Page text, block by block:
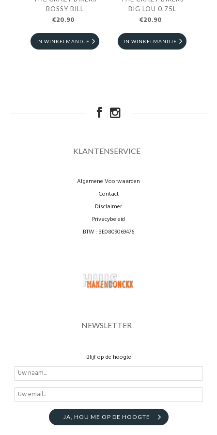
BOSSY BILL
€20.90
IN WINKELMANDJE
BIG LOU 0.75L
€20.90
IN WINKELMANDJE
KLANTENSERVICE
Algemene Voorwaarden
Contact
Disclaimer
Privacybeleid
BTW : BE0809069476
NEWSLETTER
Blijf op de hoogte
JA, HOU ME OP DE HOOGTE